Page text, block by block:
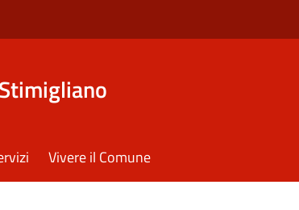
Vivere il Comune